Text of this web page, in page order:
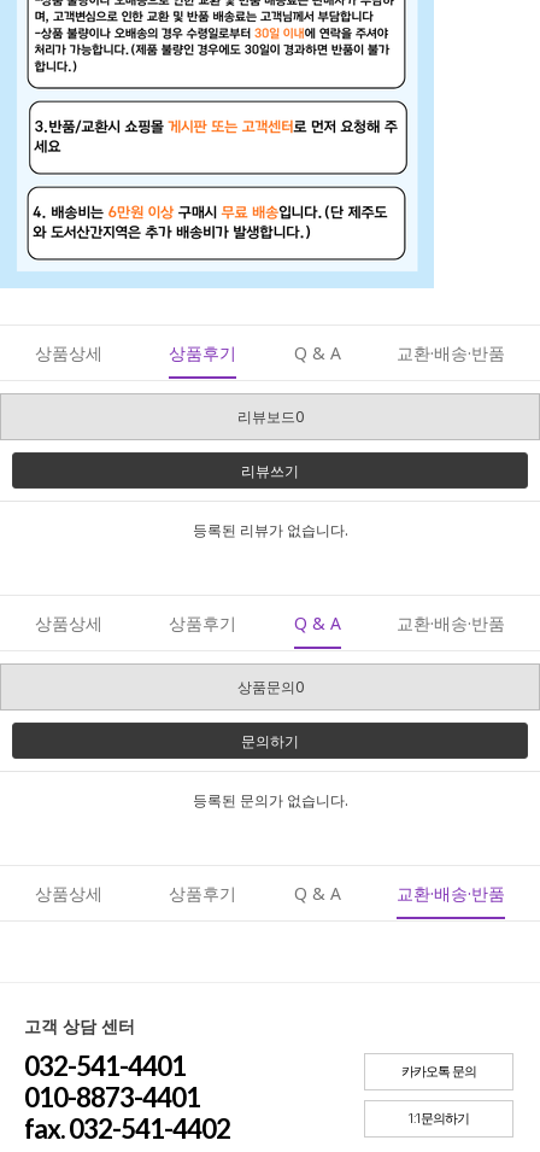
상품상세 상품후기 Q & A 교환·배송·반품
리뷰보드0
리뷰쓰기
등록된 리뷰가 없습니다.
상품상세 상품후기 Q & A 교환·배송·반품
상품문의0
문의하기
등록된 문의가 없습니다.
상품상세 상품후기 Q & A 교환·배송·반품
고객 상담 센터
032-541-4401
010-8873-4401
fax. 032-541-4402
카카오톡 문의
1:1문의하기